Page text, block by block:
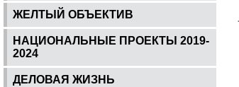
ЖЕЛТЫЙ ОБЪЕКТИВ
НАЦИОНАЛЬНЫЕ ПРОЕКТЫ 2019-
2024
ДЕЛОВАЯ ЖИЗНЬ